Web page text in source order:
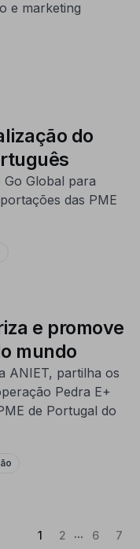
e marketing
do
Global para
das PME
e promove
mundo
ANIET, partilha os
Pedra E+
de Portugal do
1 (Atual)
2 ... 6 7